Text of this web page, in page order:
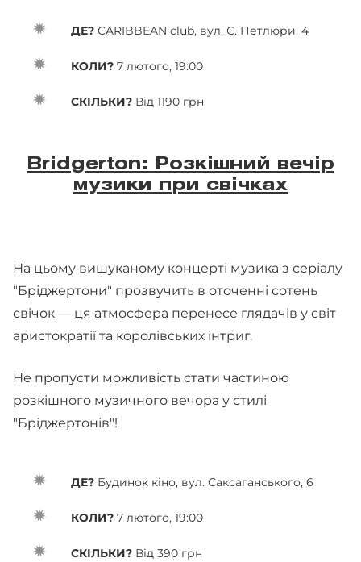
ДЕ? CARIBBEAN club, вул. С. Петлюри, 4
КОЛИ? 7 лютого, 19:00
СКІЛЬКИ? Від 1190 грн
Bridgerton: Розкішний вечір
музики при свічках
На цьому вишуканому концерті музика з серіалу
"Бріджертони" прозвучить в оточенні сотень
свічок — ця атмосфера перенесе глядачів у світ
аристократії та королівських інтриг.
Не пропусти можливість стати частиною
розкішного музичного вечора у стилі
"Бріджертонів"!
ДЕ? Будинок кіно, вул. Саксаганського, 6
КОЛИ? 7 лютого, 19:00
СКІЛЬКИ? Від 390 грн